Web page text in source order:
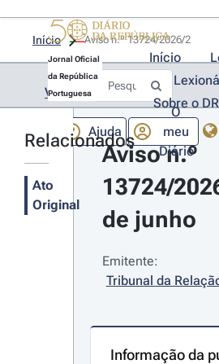
Jornal Oficial
da República
Portuguesa
Início
Sobre o DR
Ajuda
O
meu
Diário
Início
Voltar
Relacionados
Ato
Original
Aviso n.º
13724/
de junho
Emitente:
Tribunal da
Informação da